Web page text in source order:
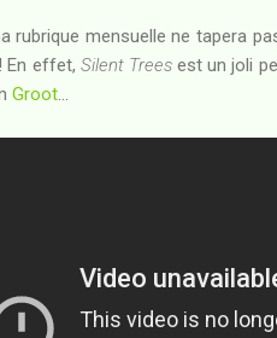
rubrique mensuelle ne tapera
effet, Silent Treesest un joli
Groot